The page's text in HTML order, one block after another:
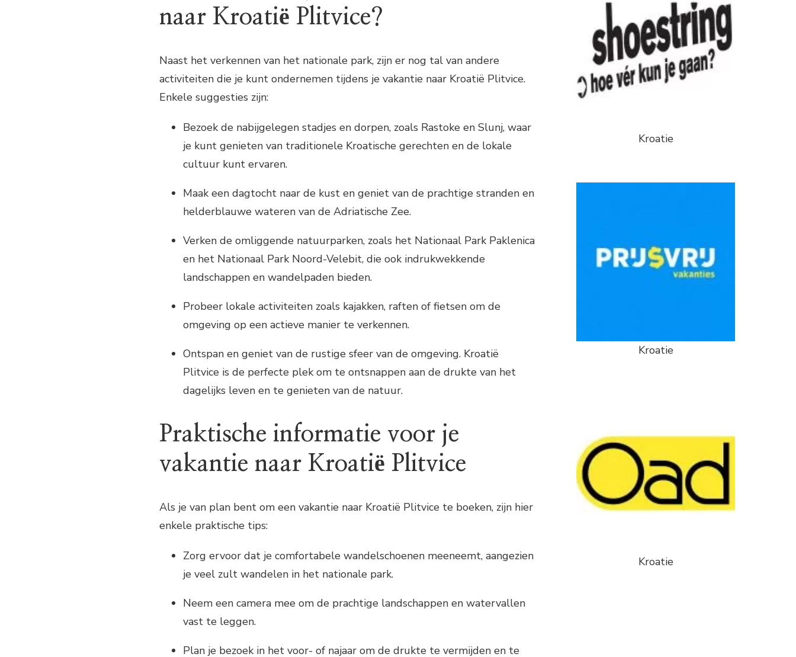
naar Kroatië Plitvice?
Naast het verkennen van het nationale park, zijn er nog tal van andere
activiteiten die je kunt ondernemen tijdens je vakantie naar Kroatië Plitvice.
Enkele suggesties zijn:
Bezoek de nabijgelegen stadjes en dorpen, zoals Rastoke en Slunj, waar
je kunt genieten van traditionele Kroatische gerechten en de lokale
cultuur kunt ervaren.
Maak een dagtocht naar de kust en geniet van de prachtige stranden en
helderblauwe wateren van de Adriatische Zee.
Verken de omliggende natuurparken, zoals het Nationaal Park Paklenica
en het Nationaal Park Noord-Velebit, die ook indrukwekkende
landschappen en wandelpaden bieden.
Probeer lokale activiteiten zoals kajakken, raften of fietsen om de
omgeving op een actieve manier te verkennen.
Ontspan en geniet van de rustige sfeer van de omgeving. Kroatië
Plitvice is de perfecte plek om te ontsnappen aan de drukte van het
dagelijks leven en te genieten van de natuur.
Praktische informatie voor je
vakantie naar Kroatië Plitvice
Als je van plan bent om een vakantie naar Kroatië Plitvice te boeken, zijn hier
enkele praktische tips:
Zorg ervoor dat je comfortabele wandelschoenen meeneemt, aangezien
je veel zult wandelen in het nationale park.
Neem een camera mee om de prachtige landschappen en watervallen
vast te leggen.
Plan je bezoek in het voor- of najaar om de drukte te vermijden en te
Kroatie
Kroatie
Kroatie